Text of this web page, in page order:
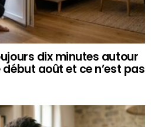
dix minutes autour
août et ce n’est pas